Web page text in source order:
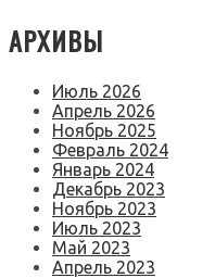
АРХИВЫ
Июль 2026
Апрель 2026
Ноябрь 2025
Февраль 2024
Январь 2024
Декабрь 2023
Ноябрь 2023
Июль 2023
Май 2023
Апрель 2023